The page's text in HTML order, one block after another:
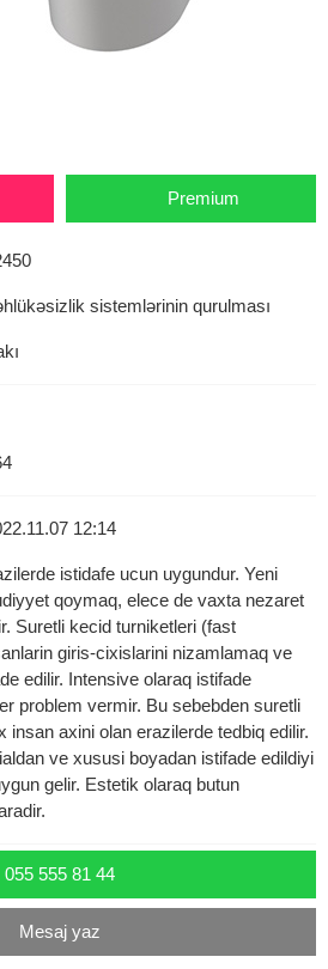
Premium
sistemlərinin qurulması
12:14
istidafe ucun uygundur. Yeni
qoymaq, elece de vaxta nezaret
Suretli kecid turniketleri (fast
giris-cixislarini nizamlamaq ve
edilir. Intensive olaraq istifade
problem vermir. Bu sebebden suretli
insan axini olan erazilerde tedbiq edilir.
ve xususi boyadan istifade edildiyi
gelir. Estetik olaraq butun
055 555 81 44
Mesaj yaz